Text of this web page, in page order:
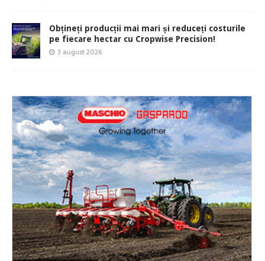
Obțineți producții mai mari și reduceți costurile
pe fiecare hectar cu Cropwise Precision!
3 august 2026